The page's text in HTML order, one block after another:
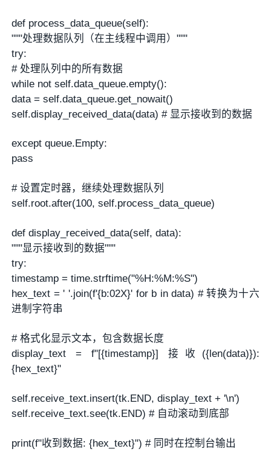
def process_data_queue(self):
"""处理数据队列（在主线程中调用）"""
try:
# 处理队列中的所有数据
while not self.data_queue.empty():
data = self.data_queue.get_nowait()
self.display_received_data(data) # 显示接收到的数据
except queue.Empty:
pass
# 设置定时器，继续处理数据队列
self.root.after(100, self.process_data_queue)
def display_received_data(self, data):
"""显示接收到的数据"""
try:
timestamp = time.strftime("%H:%M:%S")
hex_text = ' '.join(f'{b:02X}' for b in data) # 转换为十六
进制字符串
# 格式化显示文本，包含数据长度
display_text = f"[{timestamp}] 接收({len(data)}):
{hex_text}"
self.receive_text.insert(tk.END, display_text + '\n')
self.receive_text.see(tk.END) # 自动滚动到底部
print(f"收到数据: {hex_text}") # 同时在控制台输出